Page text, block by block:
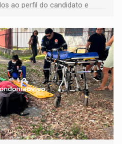
ao perfil do candidato e